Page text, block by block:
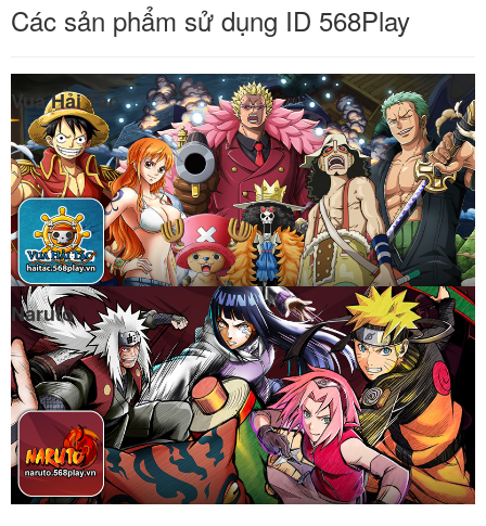
Các sản phẩm sử dụng ID 568Play
Vua Hải Tặc
Naruto